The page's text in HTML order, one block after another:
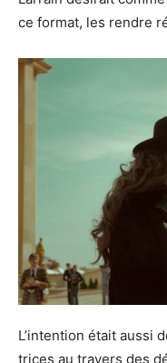
ce format, les rendre
L’intention était aussi
trices au travers des